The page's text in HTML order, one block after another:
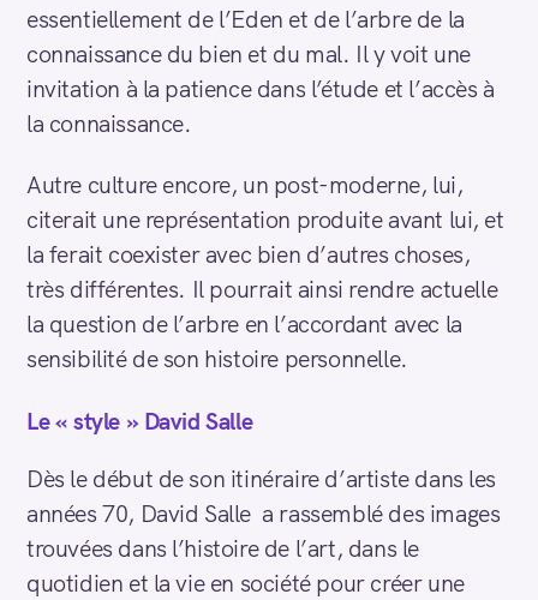
essentiellement de l’Eden et de l’arbre de la
connaissance du bien et du mal. Il y voit une
invitation à la patience dans l’étude et l’accès à
la connaissance.
Autre culture encore, un post-moderne, lui,
citerait une représentation produite avant lui, et
la ferait coexister avec bien d’autres choses,
très différentes. Il pourrait ainsi rendre actuelle
la question de l’arbre en l’accordant avec la
sensibilité de son histoire personnelle.
Le « style » David Salle
Dès le début de son itinéraire d’artiste dans les
années 70, David Salle a rassemblé des images
trouvées dans l’histoire de l’art, dans le
quotidien et la vie en société pour créer une